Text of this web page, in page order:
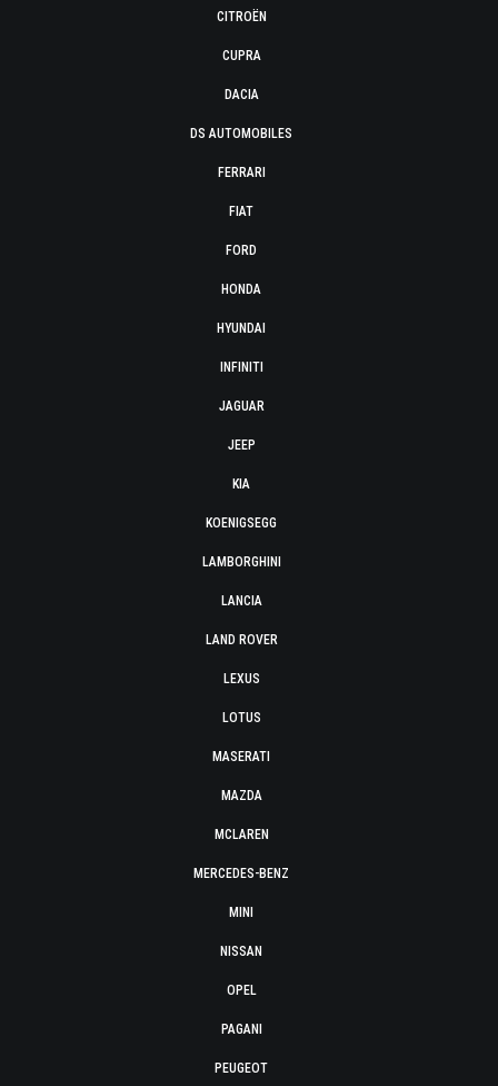
CITROËN
CUPRA
DACIA
DS AUTOMOBILES
FERRARI
FIAT
FORD
HONDA
HYUNDAI
INFINITI
JAGUAR
JEEP
KIA
KOENIGSEGG
LAMBORGHINI
LANCIA
LAND ROVER
LEXUS
LOTUS
MASERATI
MAZDA
MCLAREN
MERCEDES-BENZ
MINI
NISSAN
OPEL
PAGANI
PEUGEOT